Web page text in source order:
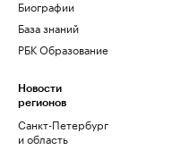
Биографии
База знаний
РБК Образование
Новости
регионов
Санкт-Петербург
и область